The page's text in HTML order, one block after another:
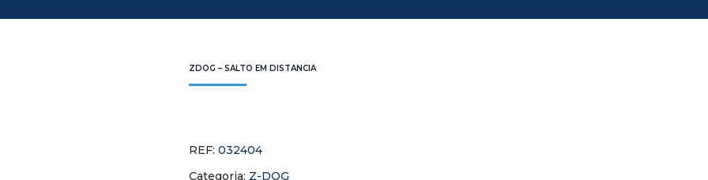
ZDOG – SALTO EM DISTANCIA
REF: 032404
Categoria: Z-DOG